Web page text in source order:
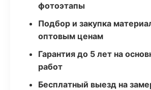
фотоэтапы
Подбор и закупка
оптовым ценам
Гарантия до 5 лет на
работ
Бесплатный выезд на